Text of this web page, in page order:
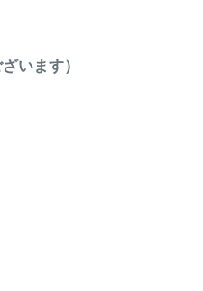
います）